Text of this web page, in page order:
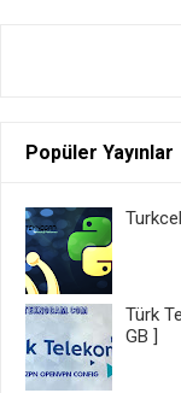
Popüler Yayınlar
Türk
GB ]